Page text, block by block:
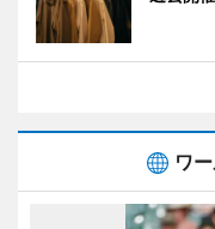
ワ